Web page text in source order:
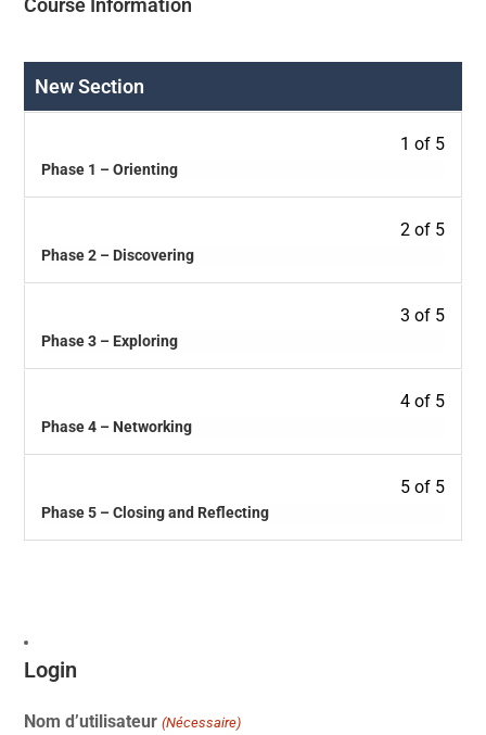
New Section
1 of 5
Phase 1 – Orienting
2 of 5
Phase 2 – Discovering
3 of 5
Phase 3 – Exploring
4 of 5
Phase 4 – Networking
5 of 5
Phase 5 – Closing and Reflecting
Login
Nom d’utilisateur (Nécessaire)